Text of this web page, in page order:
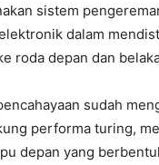
sistem
dalam
roda depan dan
sudah
performa turing,
depan yang